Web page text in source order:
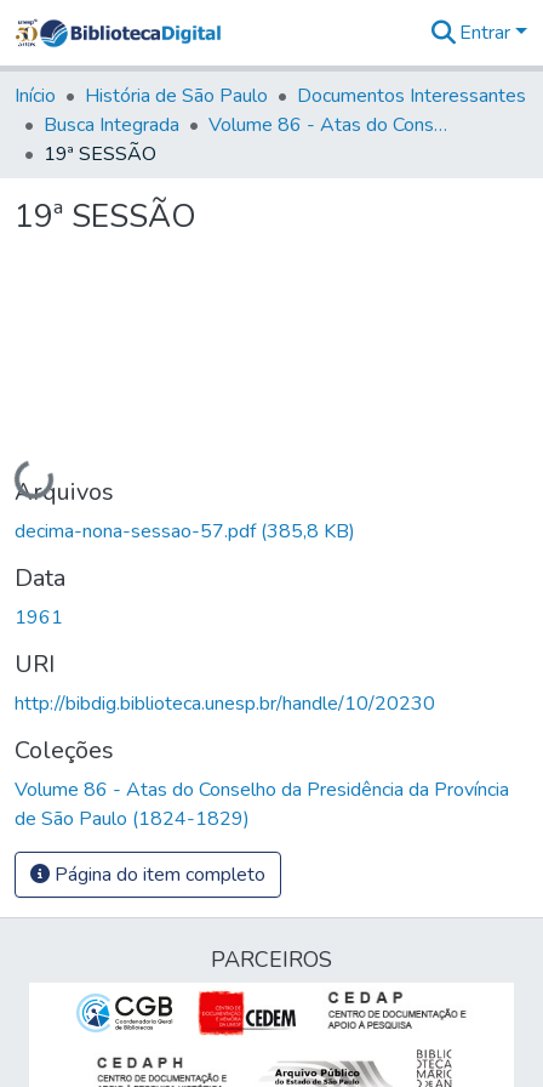
&
Coleções
Tudo na
Entrar
Início História de São Paulo
Documentos Interessantes
Busca Integrada
Volume 86 - Atas do Conselho da Presidência da Província de São Paulo (1824-1829)
19ª SESSÃO
19ª SESSÃO
Carregando...
Arquivos
decima-nona-sessao-57.pdf(385,8 KB)
Data
1961
URI
http://bibdig.biblioteca.unesp.br/handle/10/20230
Coleções
Volume 86 - Atas do Conselho da Presidência da Província
de São Paulo (1824-1829)
Página do item completo
PARCEIROS